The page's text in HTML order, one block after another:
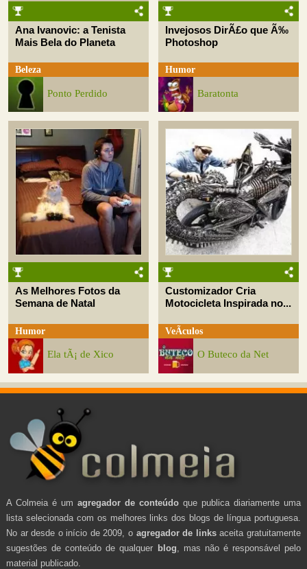
Ana Ivanovic: a Tenista
Mais Bela do Planeta
Beleza
Ponto Perdido
Invejosos DirÃ£o que Ã‰
Photoshop
Humor
Baratonta
As Melhores Fotos da
Semana de Natal
Humor
Ela tÃ¡ de Xico
Customizador Cria
Motocicleta Inspirada no...
VeÃ­culos
O Buteco da Net
A Colmeia é um agregador de conteúdo que publica diariamente uma
lista selecionada com os melhores links dos blogs de língua portuguesa.
No ar desde o início de 2009, o agregador de linksaceita gratuitamente
sugestões de conteúdo de qualquer blog , mas não é responsável pelo
material publicado.